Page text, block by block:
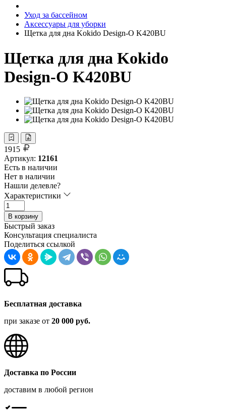
Уход за бассейном
Аксессуары для уборки
Щетка для дна Kokido Design-O K420BU
Щетка для дна Kokido
Design-O K420BU
1915
Артикул: 12161
Есть в наличии
Нет в наличии
Нашли делевле?
Характеристики
В корзину
Быстрый заказ
Консультация специалиста
Поделиться ссылкой
Бесплатная доставка
при заказе от 20 000 руб.
Доставка по России
доставим в любой регион